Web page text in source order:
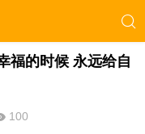
福的时候 永远给自
100